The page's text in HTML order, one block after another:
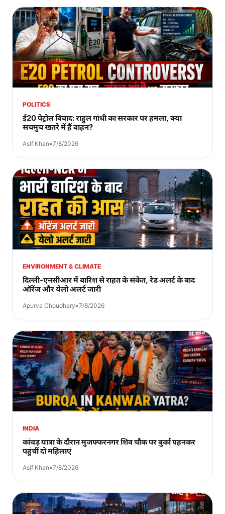
POLITICS
ई20 पेट्रोल विवाद: राहुल गांधी का सरकार पर हमला, क्या
सचमुच खतरे में हैं वाहन?
Asif Khan•7/8/2026
ENVIRONMENT & CLIMATE
दिल्ली-एनसीआर में बारिश से राहत के संकेत, रेड अलर्ट के बाद
ऑरेंज और येलो अलर्ट जारी
Apurva Choudhary•7/8/2026
INDIA
कांवड़ यात्रा के दौरान मुजफ्फरनगर शिव चौक पर बुर्का पहनकर
पहुंचीं दो महिलाएं
Asif Khan•7/8/2026